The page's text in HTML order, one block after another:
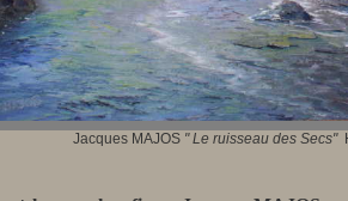
Jacques MAJOS "Le ruisseau des Secs"